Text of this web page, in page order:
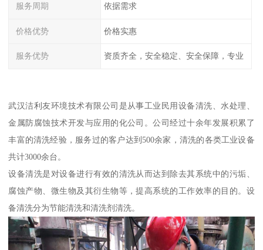
服务周期 依据需求
价格优势 价格实惠
服务优势 资质齐全，安全稳定、安全保障，专业
武汉洁利友环境技术有限公司是从事工业民用设备清洗、水处理、
金属防腐蚀技术开发与应用的化公司。公司经过十余年发展积累了
丰富的清洗经验，服务过的客户达到500余家，清洗的各类工业设备
共计3000余台。
设备清洗是对设备进行有效的清洗从而达到除去其系统中的污垢、
腐蚀产物、微生物及其衍生物等，提高系统的工作效率的目的。设
备清洗分为节能清洗和清洗剂清洗。